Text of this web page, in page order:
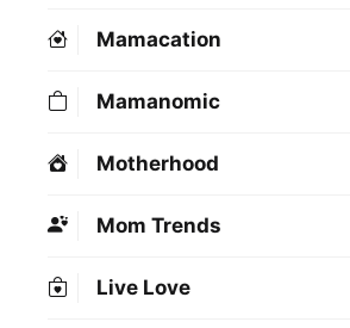
Mamacation
Mamanomic
Motherhood
Mom Trends
Live Love